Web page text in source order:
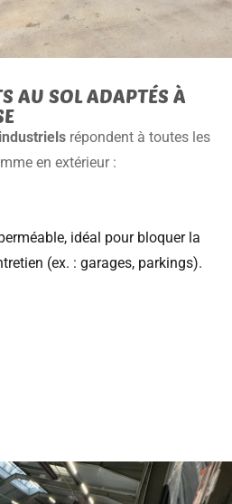
AU SOL ADAPTÉS À
répondent à toutes les
en extérieur :
idéal pour bloquer la
(ex. : garages, parkings).